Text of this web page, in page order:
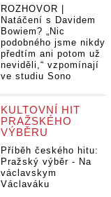
ROZHOVOR |
Natáčení s Davidem
Bowiem? „Nic
podobného jsme nikdy
předtím ani potom už
neviděli,“ vzpomínají
ve studiu Sono
KULTOVNÍ HIT
PRAŽSKÉHO
VÝBĚRU
Příběh českého hitu:
Pražský výběr - Na
václavskym
Václaváku